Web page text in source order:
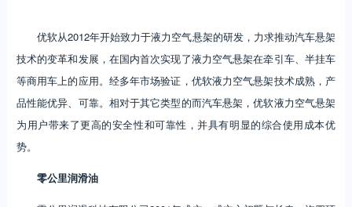
优软从2012年开始致力于液力空气悬架的研发，力求推动汽车悬架
技术的变革和发展，在国内首次实现了液力空气悬架在牵引车、半挂车
等商用车上的应用。经多年市场验证，优软液力空气悬架技术成熟，产
品性能优异、可靠。相对于其它类型的而汽车悬架，优软液力空气悬架
为用户带来了更高的安全性和可靠性，并具有明显的综合使用成本优
势。
零公里润滑油